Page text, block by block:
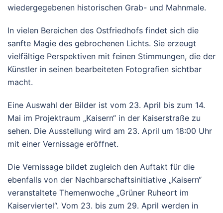
wiedergegebenen historischen Grab- und Mahnmale.
In vielen Bereichen des Ostfriedhofs findet sich die
sanfte Magie des gebrochenen Lichts. Sie erzeugt
vielfältige Perspektiven mit feinen Stimmungen, die der
Künstler in seinen bearbeiteten Fotografien sichtbar
macht.
Eine Auswahl der Bilder ist vom 23. April bis zum 14.
Mai im Projektraum „Kaisern“ in der Kaiserstraße zu
sehen. Die Ausstellung wird am 23. April um 18:00 Uhr
mit einer Vernissage eröffnet.
Die Vernissage bildet zugleich den Auftakt für die
ebenfalls von der Nachbarschaftsinitiative „Kaisern“
veranstaltete Themenwoche „Grüner Ruheort im
Kaiserviertel“. Vom 23. bis zum 29. April werden in